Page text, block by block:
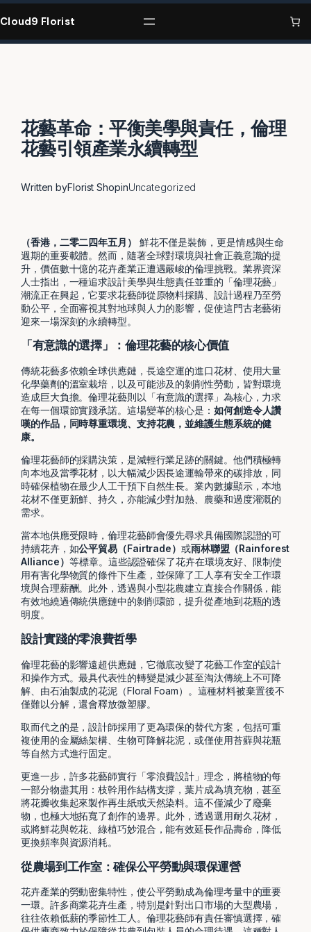
Skip
to
Cloud9 Florist
花藝革命：平衡美學與責任，倫理
花藝引領產業永續轉型
Written byFlorist ShopinUncategorized
（香港，二零二四年五月）
鮮花不僅是裝飾，更是情感與生命
週期的重要載體。然而，隨著全球對環境與社會正義意識的提
升，價值數十億的花卉產業正遭遇嚴峻的倫理挑戰。業界資深
人士指出，一種追求設計美學與生態責任並重的「倫理花藝」
潮流正在興起，它要求花藝師從原物料採購、設計過程乃至勞
動公平，全面審視其對地球與人力的影響，促使這門古老藝術
迎來一場深刻的永續轉型。
「有意識的選擇」：倫理花藝的核心價值
傳統花藝多依賴全球供應鏈，長途空運的進口花材、使用大量
化學藥劑的溫室栽培，以及可能涉及的剝削性勞動，皆對環境
造成巨大負擔。倫理花藝則以「有意識的選擇」為核心，力求
在每一個環節實踐承諾。這場變革的核心是： 如何創造令人讚
嘆的作品，同時尊重環境、支持花農，並維護生態系統的健
康。
倫理花藝師的採購決策，是減輕行業足跡的關鍵。他們積極轉
向本地及當季花材，以大幅減少因長途運輸帶來的碳排放，同
時確保植物在最少人工干預下自然生長。業內數據顯示，本地
花材不僅更新鮮、持久，亦能減少對加熱、農藥和過度灌溉的
需求。
當本地供應受限時，倫理花藝師會優先尋求具備國際認證的可
持續花卉，如公平貿易（Fairtrade） 或雨林聯盟（Rainforest
Alliance）等標章。這些認證確保了花卉在環境友好、限制使
用有害化學物質的條件下生產，並保障了工人享有安全工作環
境與合理薪酬。此外，透過與小型花農建立直接合作關係，能
有效地繞過傳統供應鏈中的剝削環節，提升從產地到花瓶的透
明度。
設計實踐的零浪費哲學
倫理花藝的影響遠超供應鏈，它徹底改變了花藝工作室的設計
和操作方式。最具代表性的轉變是減少甚至淘汰傳統上不可降
解、由石油製成的花泥（Floral Foam）。這種材料被棄置後不
僅難以分解，還會釋放微塑膠。
取而代之的是，設計師採用了更為環保的替代方案，包括可重
複使用的金屬絲架構、生物可降解花泥，或僅使用苔蘚與花瓶
等自然方式進行固定。
更進一步，許多花藝師實行「零浪費設計」理念，將植物的每
一部分物盡其用：枝幹用作結構支撐，葉片成為填充物，甚至
將花瓣收集起來製作再生紙或天然染料。這不僅減少了廢棄
物，也極大地拓寬了創作的邊界。此外，透過選用耐久花材，
或將鮮花與乾花、綠植巧妙混合，能有效延長作品壽命，降低
更換頻率與資源消耗。
從農場到工作室：確保公平勞動與環保運營
花卉產業的勞動密集特性，使公平勞動成為倫理考量中的重要
一環。許多商業花卉生產，特別是針對出口市場的大型農場，
往往依賴低薪的季節性工人。倫理花藝師有責任審慎選擇，確